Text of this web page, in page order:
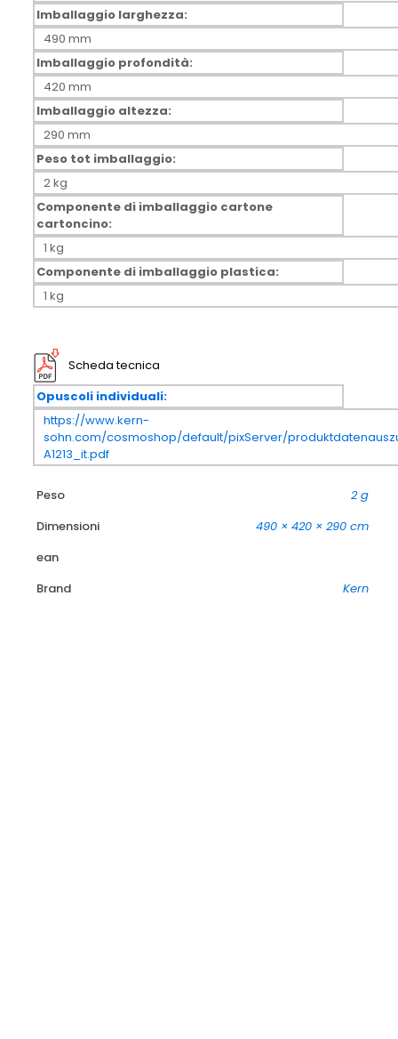
Imballaggio larghezza:
490 mm
Imballaggio profondità:
420 mm
Imballaggio altezza:
290 mm
Peso tot imballaggio:
2 kg
Componente di imballaggio cartone
cartoncino:
1 kg
Componente di imballaggio plastica:
1 kg
Scheda tecnica
Opuscoli individuali:
https://www.kern-
sohn.com/cosmoshop/default/pixServer/
A1213_it.pdf
Peso
2 g
Dimensioni
490 × 420 × 290 cm
ean
Brand
Kern